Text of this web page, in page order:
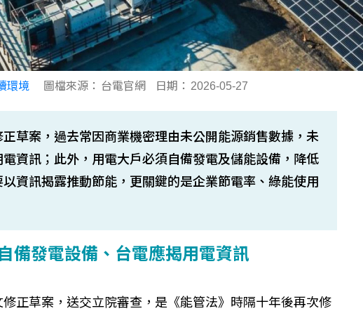
環境 圖檔來源： 台電官網 日期： 2026-05-27
草案，過去常因商業機密理由未公開能源銷售數據，未
資訊；此外，用電大戶必須自備發電及儲能設備，降低
資訊揭露推動節能，更關鍵的是企業節電率、綠能使用
備發電設備、台電應揭用電資訊
正草案，送交立院審查，是《能管法》時隔十年後再次修